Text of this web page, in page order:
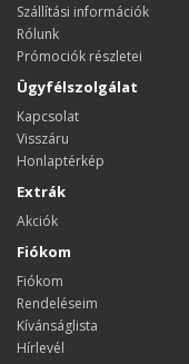
Szállítási információk
Rólunk
Prómociók részletei
Ügyfélszolgálat
Kapcsolat
Visszáru
Honlaptérkép
Extrák
Akciók
Fiókom
Fiókom
Rendeléseim
Kívánságlista
Hírlevél